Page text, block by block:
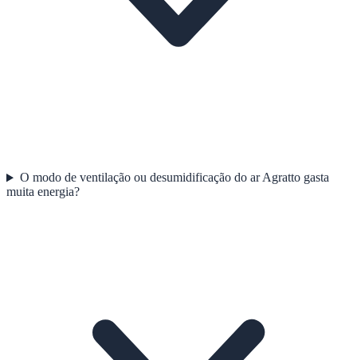
O modo de ventilação ou desumidificação do ar Agratto gasta
muita energia?